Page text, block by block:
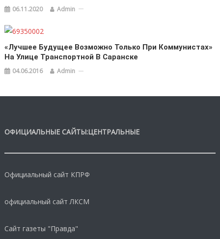
06.11.2020 Admin
«Лучшее Будущее Возможно Только При Коммунистах»
На Улице Транспортной В Саранске
04.06.2016 Admin
ОФИЦИАЛЬНЫЕ САЙТЫ:ЦЕНТРАЛЬНЫЕ
Официальный сайт КПРФ
официальный сайт ЛКСМ
Сайт газеты "Правда"